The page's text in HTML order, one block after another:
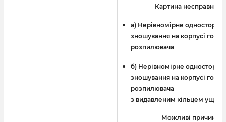
Картина несправності
a) Нерівномірне
зношування на корпусі голки
розпилювача
б) Нерівномірне
зношування на корпусі голки
розпилювача
з видавленим кільцем
Можливі причини